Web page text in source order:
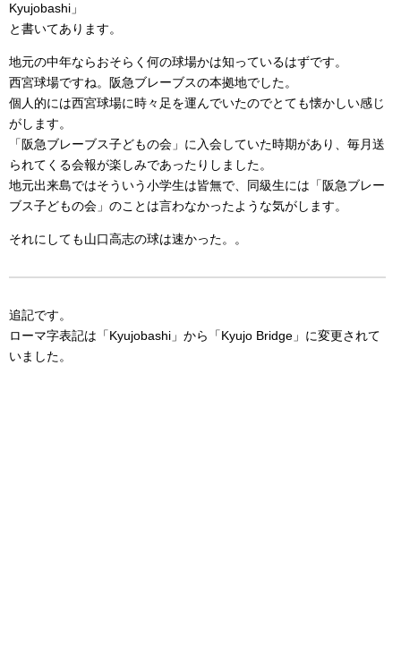
Kyujobashi」
と書いてあります。
地元の中年ならおそらく何の球場かは知っているはずです。
西宮球場ですね。阪急ブレーブスの本拠地でした。
個人的には西宮球場に時々足を運んでいたのでとても懐かしい感じ
がします。
「阪急ブレーブス子どもの会」に入会していた時期があり、毎月送
られてくる会報が楽しみであったりしました。
地元出来島ではそういう小学生は皆無で、同級生には「阪急ブレー
ブス子どもの会」のことは言わなかったような気がします。
それにしても山口高志の球は速かった。。
追記です。
ローマ字表記は「Kyujobashi」から「Kyujo Bridge」に変更されて
いました。